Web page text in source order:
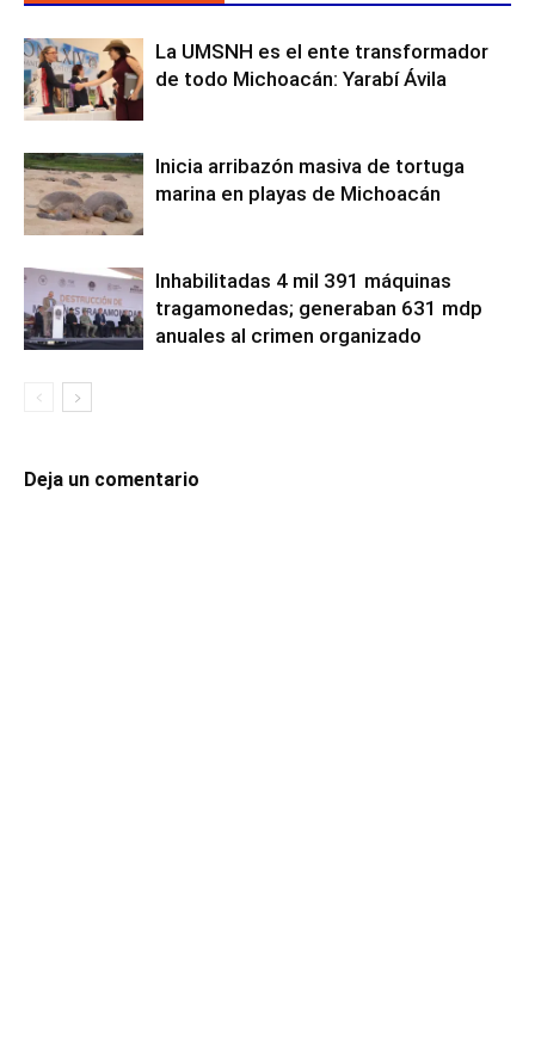
La UMSNH es el ente transformador
de todo Michoacán: Yarabí Ávila
Inicia arribazón masiva de tortuga
marina en playas de Michoacán
Inhabilitadas 4 mil 391 máquinas
tragamonedas; generaban 631 mdp
anuales al crimen organizado
Deja un comentario